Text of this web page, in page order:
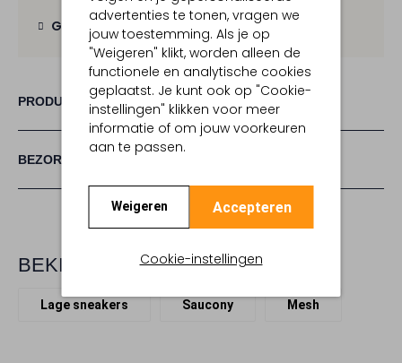
advertenties te tonen, vragen we
jouw toestemming. Als je op
"Weigeren" klikt, worden alleen de
functionele en analytische cookies
geplaatst. Je kunt ook op "Cookie-
instellingen" klikken voor meer
informatie of om jouw voorkeuren
aan te passen.
Weigeren Accepteren
Cookie-instellingen
Gratis retour binnen 30 dagen
PRODUCT INFORMATIE
BEZORGEN & RETOURNEREN
BEKIJK MEER
Lage sneakers Saucony Mesh